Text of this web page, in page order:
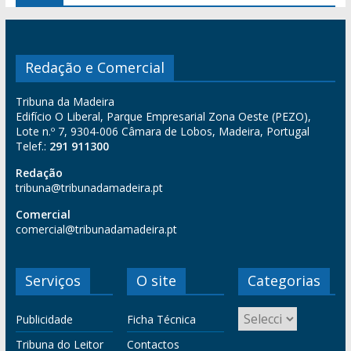
Redação e Comercial
Tribuna da Madeira
Edifício O Liberal, Parque Empresarial Zona Oeste (PEZO),
Lote n.º 7, 9304-006 Câmara de Lobos, Madeira, Portugal
Telef.: 291 911300
Redação
tribuna@tribunadamadeira.pt
Comercial
comercial@tribunadamadeira.pt
Serviços
Publicidade
Tribuna do Leitor
O site
Ficha Técnica
Contactos
Categorias